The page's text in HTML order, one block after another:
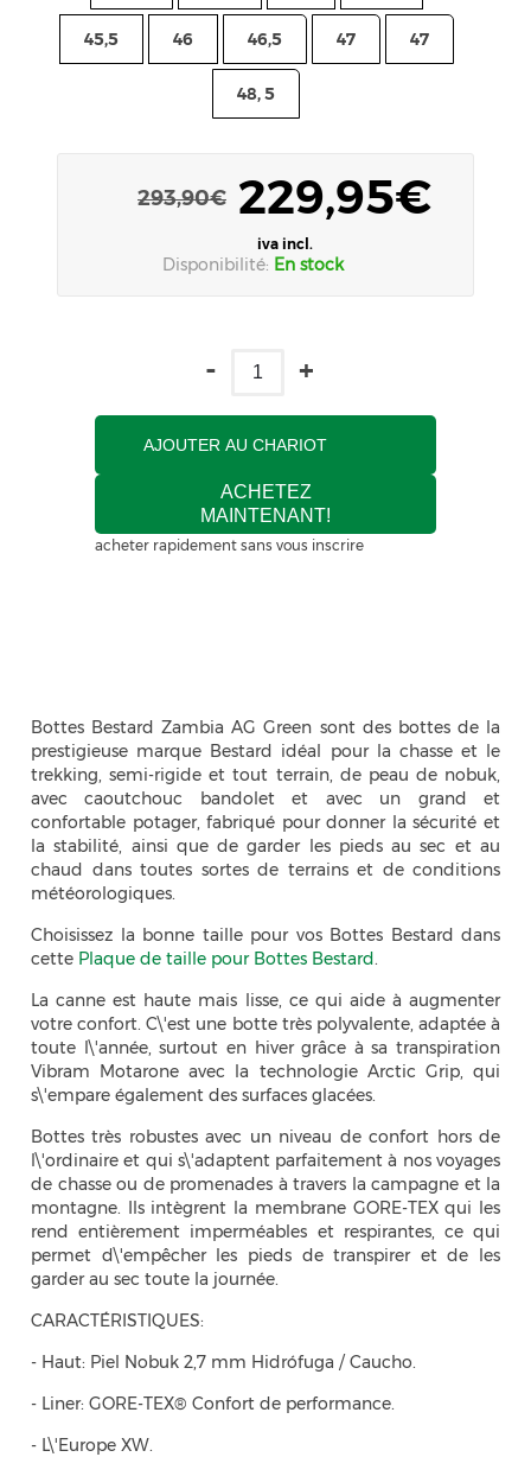
45,5 46 46,5 47 47
48, 5
293,90€ 229,95€
iva incl.
Disponibilité: En stock
- +
AJOUTER AU CHARIOT
ACHETEZ
MAINTENANT!
acheter rapidement sans vous inscrire
Bottes Bestard Zambia AG Green sont des bottes de la
prestigieuse marque Bestard idéal pour la chasse et le
trekking, semi-rigide et tout terrain, de peau de nobuk,
avec caoutchouc bandolet et avec un grand et
confortable potager, fabriqué pour donner la sécurité et
la stabilité, ainsi que de garder les pieds au sec et au
chaud dans toutes sortes de terrains et de conditions
météorologiques.
Choisissez la bonne taille pour vos Bottes Bestard dans
cette Plaque de taille pour Bottes Bestard
La canne est haute mais lisse, ce qui aide à augmenter
votre confort. C\'est une botte très polyvalente, adaptée à
toute l\'année, surtout en hiver grâce à sa transpiration
Vibram Motarone avec la technologie Arctic Grip, qui
s\'empare également des surfaces glacées.
Bottes très robustes avec un niveau de confort hors de
l\'ordinaire et qui s\'adaptent parfaitement à nos voyages
de chasse ou de promenades à travers la campagne et la
montagne. Ils intègrent la membrane GORE-TEX qui les
rend entièrement imperméables et respirantes, ce qui
permet d\'empêcher les pieds de transpirer et de les
garder au sec toute la journée.
CARACTÉRISTIQUES:
- Haut: Piel Nobuk 2,7 mm Hidrófuga / Caucho.
- Liner: GORE-TEX® Confort de performance.
- L\'Europe XW.